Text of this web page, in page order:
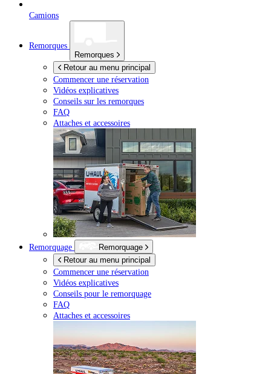
Camions
Remorques
Remorques
Retour au menu principal
Commencer une réservation
Vidéos explicatives
Conseils sur les remorques
FAQ
Attaches et accessoires
Remorquage
Remorquage
Retour au menu principal
Commencer une réservation
Vidéos explicatives
Conseils pour le remorquage
FAQ
Attaches et accessoires